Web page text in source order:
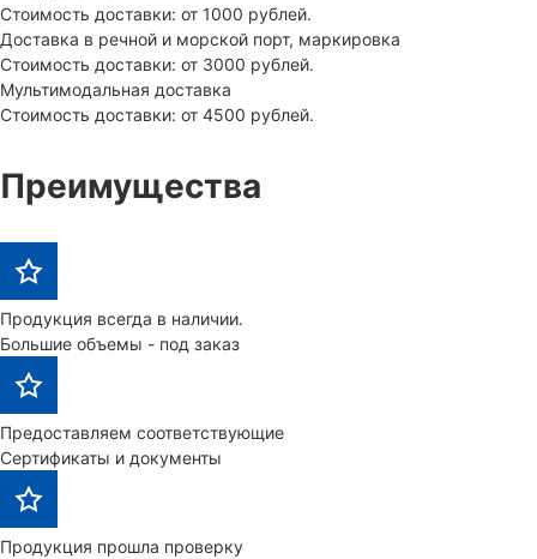
Стоимость доставки: от 1000 рублей.
Доставка в речной и морской порт, маркировка
Стоимость доставки: от 3000 рублей.
Мультимодальная доставка
Стоимость доставки: от 4500 рублей.
Преимущества
Продукция всегда в наличии.
Большие объемы - под заказ
Предоставляем соответствующие
Сертификаты и документы
Продукция прошла проверку